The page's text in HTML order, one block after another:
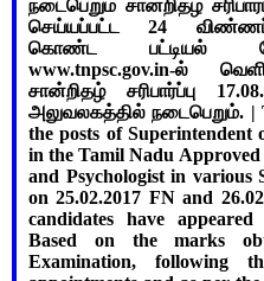
நடைபெறும் சான்றிதழ்
செய்யப்பட்ட 24
கொண்ட பட்டியல்
www.tnpsc.gov.in-ல்
சான்றிதழ் சரிபார்ப்பு
அலுவலகத்தில் நடைபெறும். |
the posts of Superintendent
in the Tamil Nadu Approved
and Psychologist in various
on 25.02.2017 FN and
candidates have
Based on the marks
Examination, following